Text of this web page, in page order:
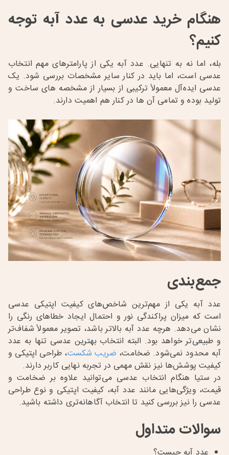
هنگام خرید عدسی به عدد آبه توجه
کنیم؟
بله، اما نه به تنهایی. عدد آبه یکی از پارامترهای مهم انتخاب
عدسی است، اما باید در کنار سایر مشخصات بررسی شود. یک
عدسی ایده‌آل معمولاً ترکیبی از بسیار از مشخصه های ساخت و
تولید بوده و تمامی آن ها در کنار هم اهمیت دارند.
جمع‌بندی
عدد آبه یکی از مهم‌ترین شاخص‌های کیفیت اپتیکی عدسی
است که میزان پراکندگی نور و احتمال ایجاد خطاهای رنگی را
نشان می‌دهد. هرچه عدد آبه بالاتر باشد، تصویر معمولاً شفاف‌تر
و طبیعی‌تر خواهد بود. البته انتخاب بهترین عدسی تنها به عدد
آبه محدود نمی‌شود. ضخامت، ضریب شکست، طراحی اپتیکی و
کیفیت پوشش‌ها نیز نقش مهمی در تجربه نهایی کاربر دارند.
در ستیا هنگام انتخاب عدسی می‌توانید علاوه بر ضخامت و
قیمت، ویژگی‌هایی مانند عدد آبه، کیفیت اپتیکی و نوع طراحی
عدسی را نیز بررسی کنید تا انتخاب آگاهانه‌تری داشته باشید.
سوالات متداول